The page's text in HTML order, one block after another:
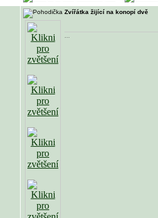
Zvířátka žijící na konopí dvě